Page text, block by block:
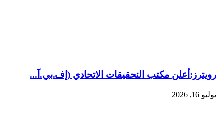
رويترز:‏أعلن مكتب التحقيقات الاتحادي (إف.بي.آ...
يوليو 16, 2026